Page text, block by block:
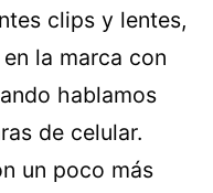
clips y lentes,
la marca con
hablamos
de celular.
un poco más